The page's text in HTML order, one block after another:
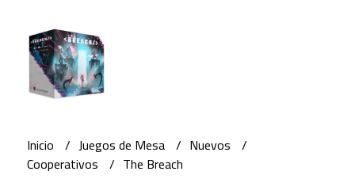
Inicio Juegos de Mesa
Nuevos
Cooperativos
The Breach